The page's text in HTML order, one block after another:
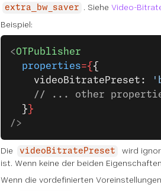
extra_bw_saver . Siehe Video-
Beispiel:
<OTPublisher
  properties
={ {
    videoBitratePreset:
// ... other
  }
}
/>
Die videoBitratePreset wird
ist. Wenn keine der beiden
Wenn die vordefinierten